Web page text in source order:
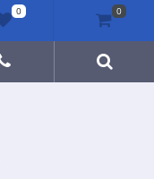
0 0